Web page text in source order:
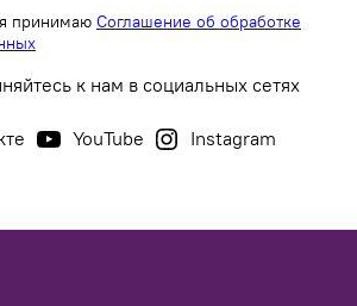
принимаю Соглашение об обработке
к нам в социальных сетях
YouTube Instagram